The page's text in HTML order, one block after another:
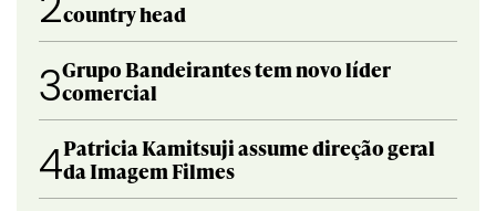
country head
3Grupo Bandeirantes tem novo líder
comercial
4Patricia Kamitsuji assume direção geral
da Imagem Filmes